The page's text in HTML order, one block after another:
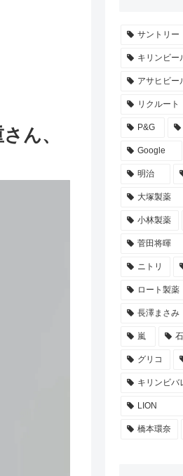
ん、
サントリー
キリンビー
アサヒビー
リクルート
P&G
Google
明治
大塚製薬
小林製薬
菅田将暉
ニトリ
ロート製薬
長澤まさみ
嵐
グリコ
キリンビバ
LION
橋本環奈